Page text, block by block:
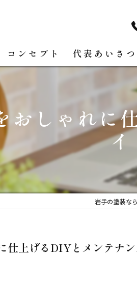
コンセプト 代表あいさつ
おしゃれに
イ
岩手の塗装な
仕上げるDIYとメンテナ